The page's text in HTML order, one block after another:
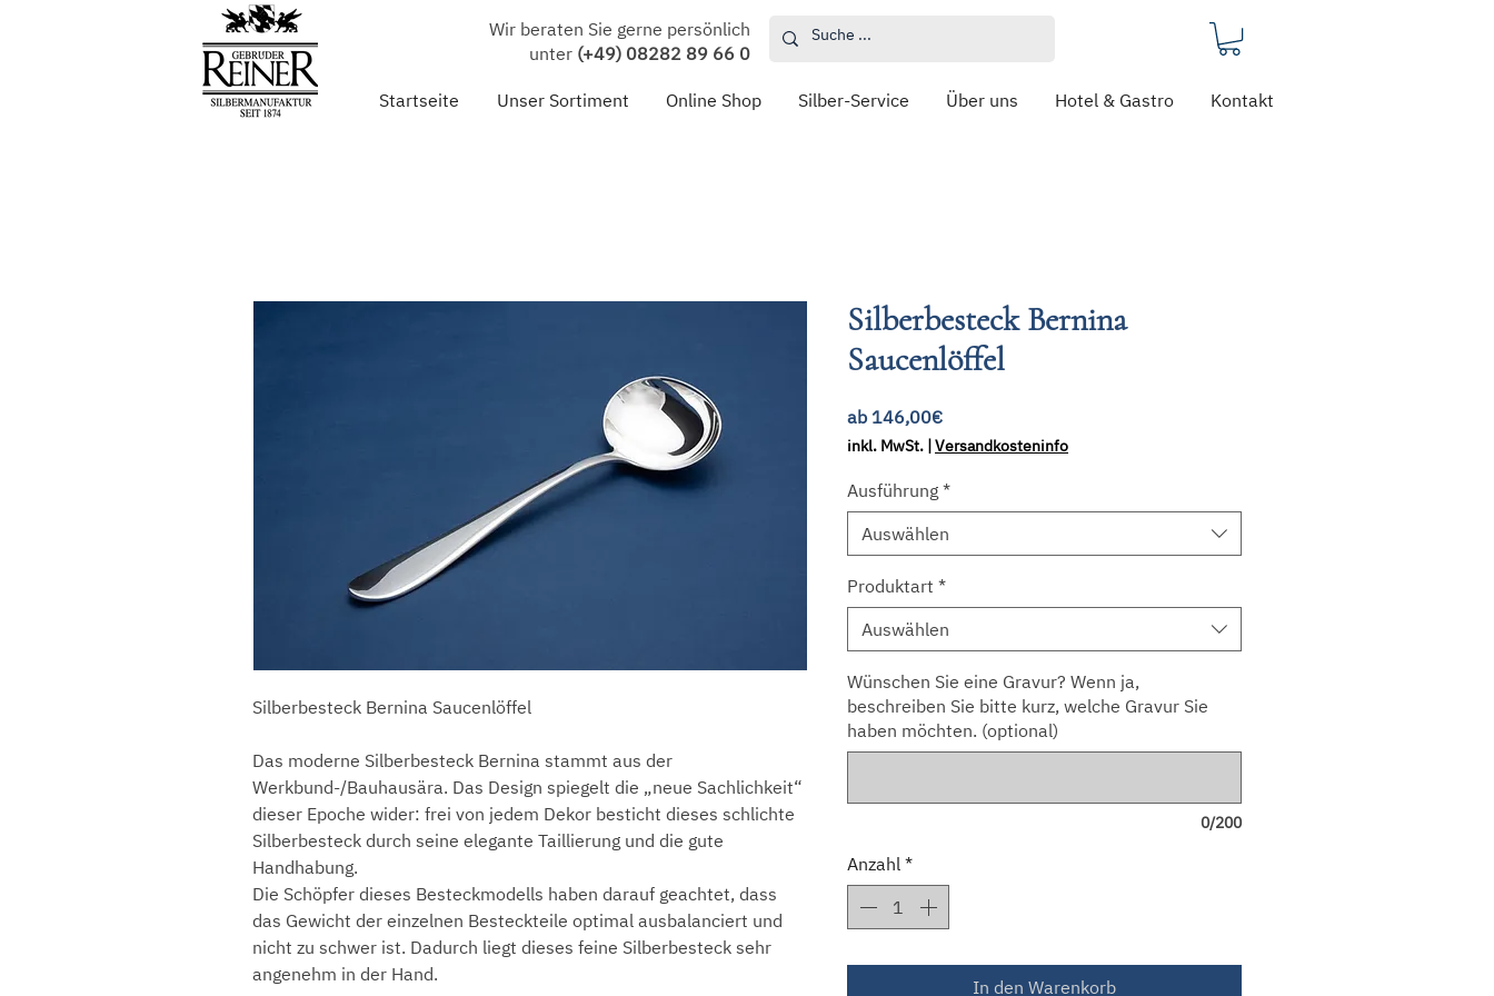
Wir beraten Sie gerne persönlich
unter (+49) 08282 89 66 0
Startseite Unser Sortiment Online Shop Silber-Service Über uns Hotel & Gastro Kontakt
Silberbesteck Bernina Saucenlöffel
Das moderne Silberbesteck Bernina stammt aus der
Werkbund-/Bauhausära. Das Design spiegelt die „neue Sachlichkeit“
dieser Epoche wider: frei von jedem Dekor besticht dieses schlichte
Silberbesteck durch seine elegante Taillierung und die gute
Handhabung.
Die Schöpfer dieses Besteckmodells haben darauf geachtet, dass
das Gewicht der einzelnen Besteckteile optimal ausbalanciert und
nicht zu schwer ist. Dadurch liegt dieses feine Silberbesteck sehr
angenehm in der Hand.
Silberbesteck Bernina
Saucenlöffel
ab 146,00€Sale-
Preis
inkl. MwSt. |Versandkosteninfo
Ausführung *
Auswählen
Produktart *
Auswählen
Wünschen Sie eine Gravur? Wenn ja,
beschreiben Sie bitte kurz, welche Gravur Sie
haben möchten. (optional)
0/200
Anzahl *
In den Warenkorb